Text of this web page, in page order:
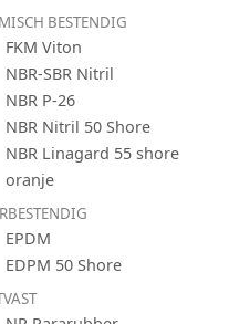
BESTENDIG
FKM Viton
NBR-SBR Nitril
NBR P-26
NBR Nitril 50 Shore
NBR Linagard 55 shore
oranje
EPDM
EDPM 50 Shore